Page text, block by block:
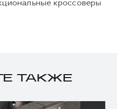
кроссоверы
ТАКЖЕ